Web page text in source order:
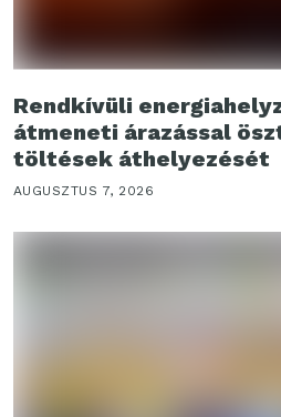
Rendkívüli
átmeneti árazással
töltések áthelyezését
AUGUSZTUS 7, 2026